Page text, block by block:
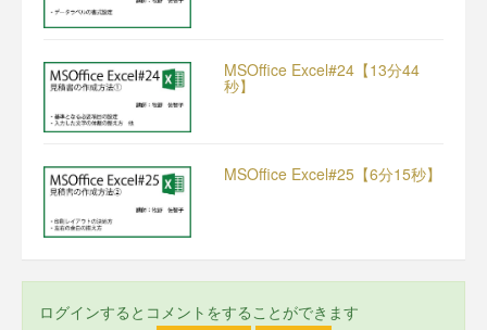
MSOffice Excel#24【13分44
秒】
MSOffice Excel#25【6分15秒】
ログインするとコメントをすることができます